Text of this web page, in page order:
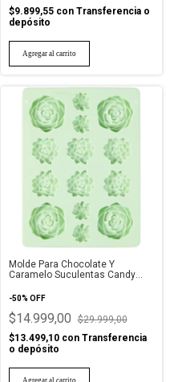
$9.899,55 con Transferencia o
depósito
Molde Para Chocolate Y
Caramelo Suculentas Candy
-50% OFF
$14.999,00
$29.999,00
$13.499,10 con Transferencia
o depósito